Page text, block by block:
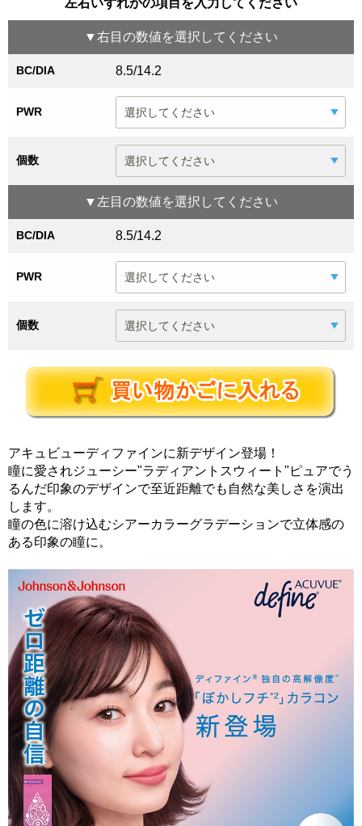
左右いずれかの項目を入力してください
▼右目 の数値を選択してください
BC/DIA 8.5/14.2
PWR
個数
▼ 左目 の数値を選択してください
BC/DIA 8.5/14.2
PWR
個数
アキュビューディファインに新デザイン登場！
瞳に愛されジューシー"ラディアントスウィート"ピュアでう
るんだ印象のデザインで至近距離でも自然な美しさを演出
します。
瞳の色に溶け込むシアーカラーグラデーションで立体感の
ある印象の瞳に。